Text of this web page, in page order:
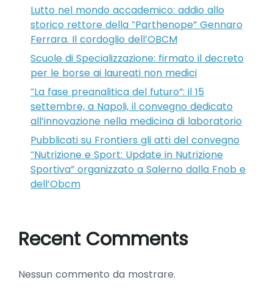
Lutto nel mondo accademico: addio allo
storico rettore della “Parthenope” Gennaro
Ferrara. Il cordoglio dell’OBCM
Scuole di Specializzazione: firmato il decreto
per le borse ai laureati non medici
“La fase preanalitica del futuro”: il 15
settembre, a Napoli, il convegno dedicato
all’innovazione nella medicina di laboratorio
Pubblicati su Frontiers gli atti del convegno
“Nutrizione e Sport: Update in Nutrizione
Sportiva” organizzato a Salerno dalla Fnob e
dell’Obcm
Recent Comments
Nessun commento da mostrare.